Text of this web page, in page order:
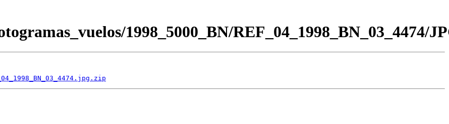
1998_5000_BN/REF_04_1998_BN_03_4474/